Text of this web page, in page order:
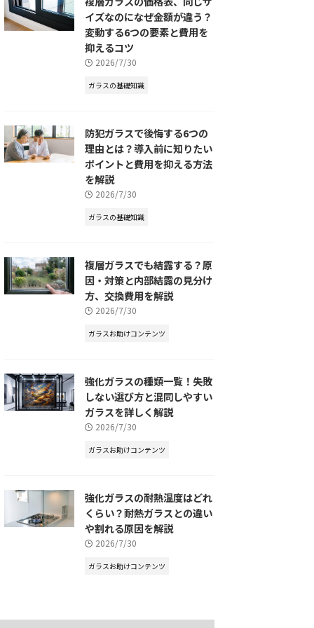
イズなのになぜ金額が違う？
変動する6つの要素と費用を
抑えるコツ
2026/7/30
ガラスの基礎知識
防犯ガラスで後悔する6つの
理由とは？導入前に知りたい
ポイントと費用を抑える方法
を解説
2026/7/30
ガラスの基礎知識
複層ガラスでも結露する？原
因・対策と内部結露の見分け
方、交換費用を解説
2026/7/30
ガラスお助けコンテンツ
強化ガラスの種類一覧！失敗
しない選び方と混同しやすい
ガラスを詳しく解説
2026/7/30
ガラスお助けコンテンツ
強化ガラスの耐熱温度はどれ
くらい？耐熱ガラスとの違い
や割れる原因を解説
2026/7/30
ガラスお助けコンテンツ